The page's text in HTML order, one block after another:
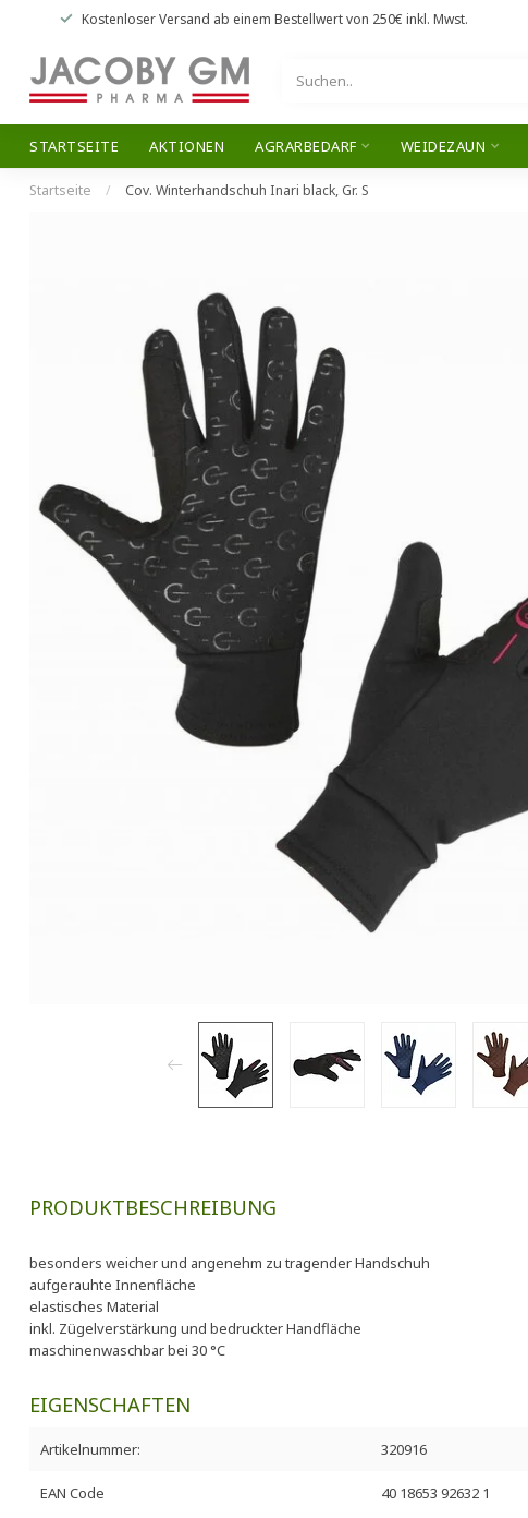
Kostenloser Versand ab einem Bestellwert von 250€ inkl. Mwst.
STARTSEITE AKTIONEN AGRARBEDARF WEIDEZAUN
Startseite / Cov. Winterhandschuh Inari black, Gr. S
PRODUKTBESCHREIBUNG
besonders weicher und angenehm zu tragender Handschuh
aufgerauhte Innenfläche
elastisches Material
inkl. Zügelverstärkung und bedruckter Handfläche
maschinenwaschbar bei 30 °C
EIGENSCHAFTEN
Artikelnummer: 320916
EAN Code 40 18653 92632 1